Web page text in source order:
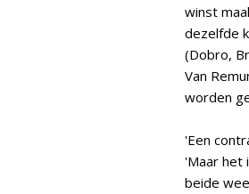
winst
dezelfde
(Dobro,
Van
worden
'Een
'Maar het
beide